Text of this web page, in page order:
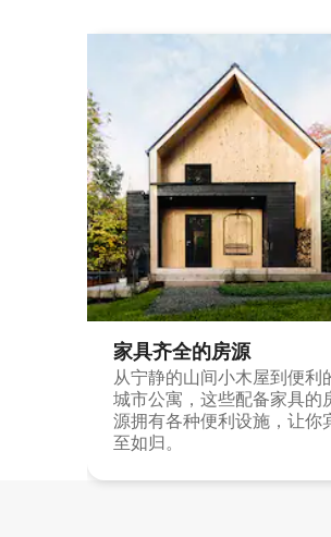
家具齐全的房源
从宁静的山间小木屋到便利
城市公寓，这些配备家具的
源拥有各种便利设施，让你
至如归。